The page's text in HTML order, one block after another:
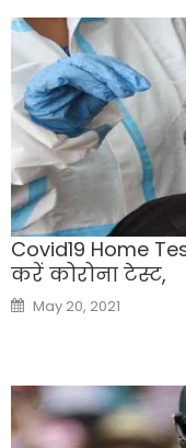
Covid19 Home
करें कोरोना टेस्ट,
Posted
on
May 20, 2021